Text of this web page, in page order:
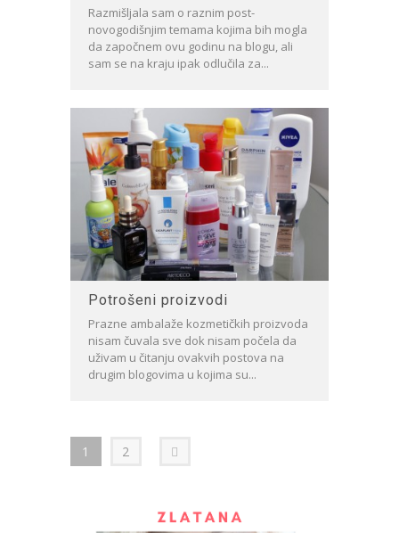
Razmišljala sam o raznim post-
novogodišnjim temama kojima bih mogla
da započnem ovu godinu na blogu, ali
sam se na kraju ipak odlučila za...
Potrošeni proizvodi
Prazne ambalaže kozmetičkih proizvoda
nisam čuvala sve dok nisam počela da
uživam u čitanju ovakvih postova na
drugim blogovima u kojima su...
1 2